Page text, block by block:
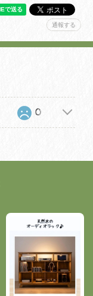
通報する
0